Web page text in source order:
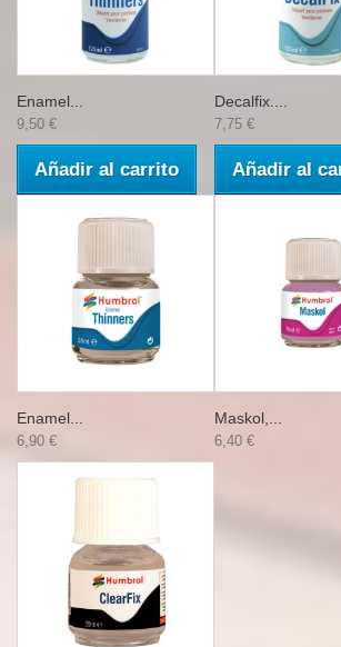
Enamel...
9,50 €
Añadir al carrito
Decalfix....
7,75 €
Añadir al
Enamel...
6,90 €
Maskol,...
6,40 €